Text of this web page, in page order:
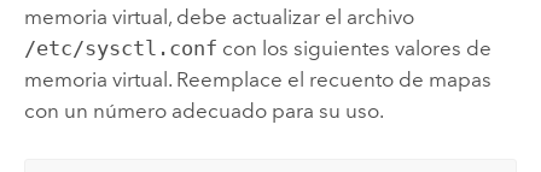
memoria virtual, debe actualizar el archivo
/etc/sysctl.conf con los siguientes valores de
memoria virtual. Reemplace el recuento de mapas
con un número adecuado para su uso.